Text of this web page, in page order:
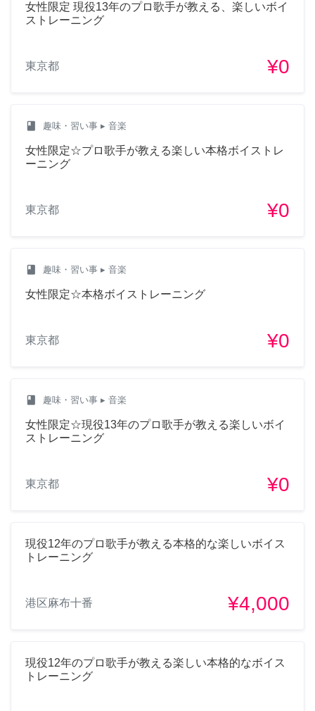
女性限定 現役13年のプロ歌手が教える、楽しいボイ
ストレーニング
東京都 ¥0
class 趣味・習い事 ▸ 音楽
女性限定☆プロ歌手が教える楽しい本格ボイストレ
ーニング
東京都 ¥0
class 趣味・習い事 ▸ 音楽
女性限定☆本格ボイストレーニング
東京都 ¥0
class 趣味・習い事 ▸ 音楽
女性限定☆現役13年のプロ歌手が教える楽しいボイ
ストレーニング
東京都 ¥0
現役12年のプロ歌手が教える本格的な楽しいボイス
トレーニング
港区麻布十番 ¥4,000
現役12年のプロ歌手が教える楽しい本格的なボイス
トレーニング